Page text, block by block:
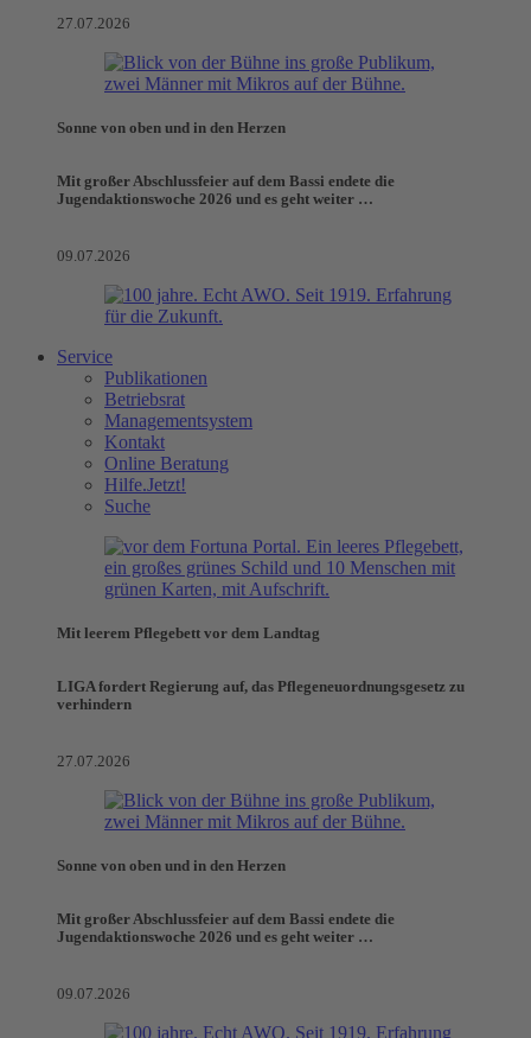
27.07.2026
Sonne von oben und in den Herzen
Mit großer Abschlussfeier auf dem Bassi endete die
Jugendaktionswoche 2026 und es geht weiter …
09.07.2026
Service
Publikationen
Betriebsrat
Managementsystem
Kontakt
Online Beratung
Hilfe.Jetzt!
Suche
Mit leerem Pflegebett vor dem Landtag
LIGA fordert Regierung auf, das Pflegeneuordnungsgesetz zu
verhindern
27.07.2026
Sonne von oben und in den Herzen
Mit großer Abschlussfeier auf dem Bassi endete die
Jugendaktionswoche 2026 und es geht weiter …
09.07.2026